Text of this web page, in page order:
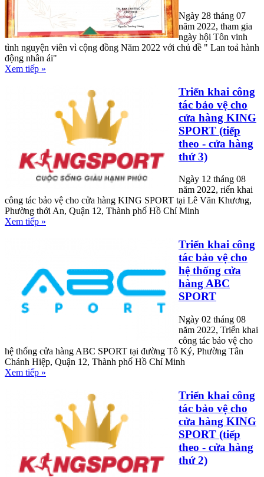
Ngày 28 tháng 07
năm 2022, tham gia
ngày hội Tôn vinh
tình nguyện viên vì cộng đồng Năm 2022 với chủ đề " Lan toả hành
động nhân ái"
Xem tiếp »
Triển khai công
tác bảo vệ cho
cửa hàng KING
SPORT (tiếp
theo - cửa hàng
thứ 3)
Ngày 12 tháng 08
năm 2022, riển khai
công tác bảo vệ cho cửa hàng KING SPORT tại Lê Văn Khương,
Phường thới An, Quận 12, Thành phố Hồ Chí Minh
Xem tiếp »
Triển khai công
tác bảo vệ cho
hệ thống cửa
hàng ABC
SPORT
Ngày 02 tháng 08
năm 2022, Triển khai
công tác bảo vệ cho
hệ thống cửa hàng ABC SPORT tại đường Tô Ký, Phường Tân
Chánh Hiệp, Quận 12, Thành phố Hồ Chí Minh
Xem tiếp »
Triển khai công
tác bảo vệ cho
cửa hàng KING
SPORT (tiếp
theo - cửa hàng
thứ 2)